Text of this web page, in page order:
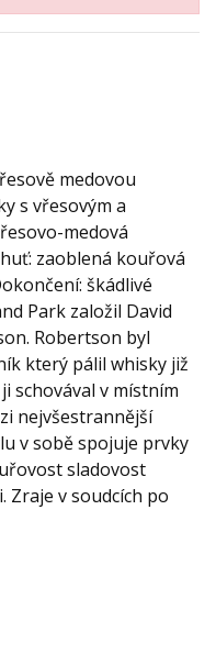
medovou
s vřesovým a
medová
zaoblená kouřová
škádlivé
Park založil David
Robertson byl
který pálil whisky již
schovával v místním
nejvšestrannější
v sobě spojuje prvky
sladovost
Zraje v soudcích po